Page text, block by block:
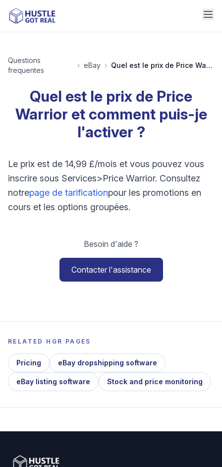
Questions
frequentes
› eBay › Quel est le prix de Price Warrior et comment puis-je l'activer ?
Quel est le prix de Price
Warrior et comment puis-je
l'activer ?
Le prix est de 14,99 £/mois et vous pouvez vous
inscrire sous Services>Price Warrior. Consultez
notrepage de tarificationpour les promotions en
cours et les options groupées.
Besoin d'aide ?
Contacter l'assistance
RELATED HGR PAGES
Pricing eBay dropshipping software
eBay listing software Stock and price monitoring